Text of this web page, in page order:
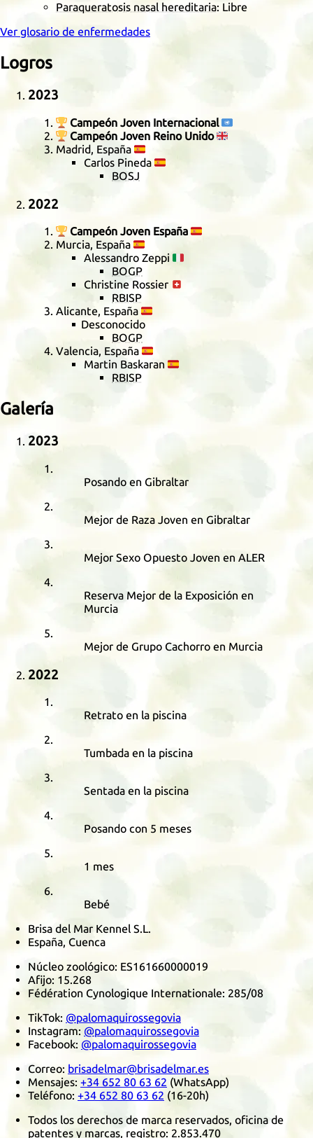
Paraqueratosis nasal hereditaria: Libre
Ver glosario de enfermedades
Logros
2023
🏆 Campeón Joven Internacional 🇺🇳
🏆 Campeón Joven Reino Unido 🇬🇧
Madrid, España 🇪🇸
Carlos Pineda 🇪🇸
BOSJ
2022
🏆 Campeón Joven España 🇪🇸
Murcia, España 🇪🇸
Alessandro Zeppi 🇮🇹
BOGP
Christine Rossier 🇨🇭
RBISP
Alicante, España 🇪🇸
Desconocido
BOGP
Valencia, España 🇪🇸
Martin Baskaran 🇪🇸
RBISP
Galería
2023
Posando en Gibraltar
Mejor de Raza Joven en Gibraltar
Mejor Sexo Opuesto Joven en ALER
Reserva Mejor de la Exposición en
Murcia
Mejor de Grupo Cachorro en Murcia
2022
Retrato en la piscina
Tumbada en la piscina
Sentada en la piscina
Posando con 5 meses
1 mes
Bebé
Brisa del Mar Kennel S.L.
España, Cuenca
Núcleo zoológico: ES161660000019
Afijo: 15.268
Fédération Cynologique Internationale: 285/08
TikTok: @palomaquirossegovia
Instagram: @palomaquirossegovia
Facebook: @palomaquirossegovia
Correo: brisadelmar@brisadelmar.es
Mensajes: +34 652 80 63 62 (WhatsApp)
Teléfono: +34 652 80 63 62 (16-20h)
Todos los derechos de marca reservados, oficina de
patentes y marcas, registro: 2.853.470